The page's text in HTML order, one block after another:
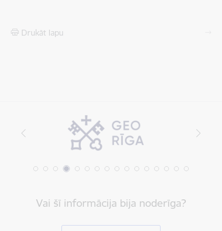
Drukāt lapu
Vai šī informācija bija noderīga?